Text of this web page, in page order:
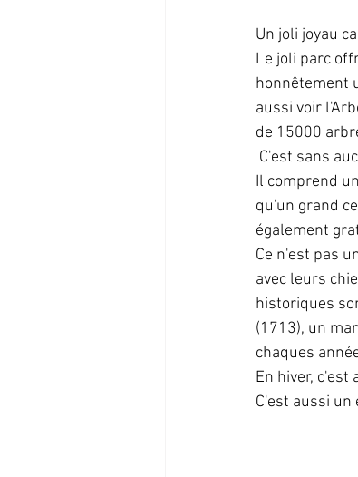
Un joli joyau
Le joli parc
honnêtement
aussi voir
de 15000
C'est sans
Il comprend
qu'un grand
également
Ce n'est pas
avec leurs
historiques
(1713), un
chaques
En hiver,
C'est aussi